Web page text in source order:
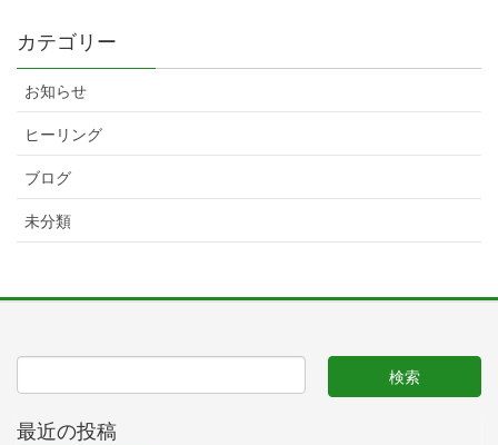
カテゴリー
お知らせ
ヒーリング
ブログ
未分類
最近の投稿